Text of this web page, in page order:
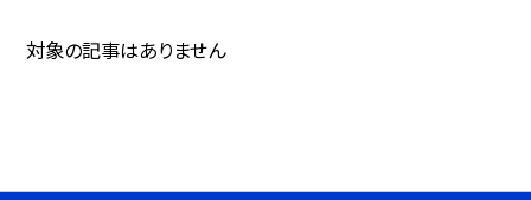
対象の記事はありません